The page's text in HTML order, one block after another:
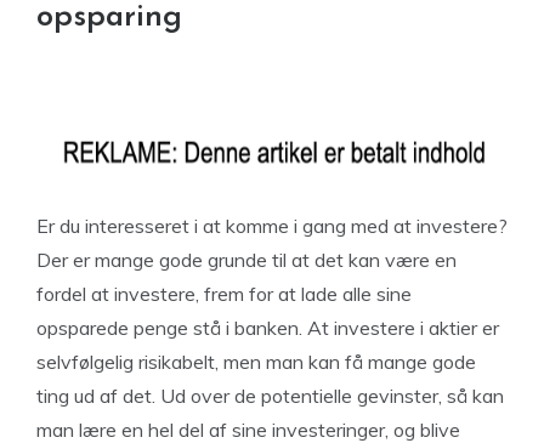
opsparing
Er du interesseret i at komme i gang med at investere?
Der er mange gode grunde til at det kan være en
fordel at investere, frem for at lade alle sine
opsparede penge stå i banken. At investere i aktier er
selvfølgelig risikabelt, men man kan få mange gode
ting ud af det. Ud over de potentielle gevinster, så kan
man lære en hel del af sine investeringer, og blive